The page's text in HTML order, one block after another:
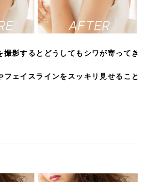
撮影するとどうしてもシワが寄ってき
フェイスラインをスッキリ見せること